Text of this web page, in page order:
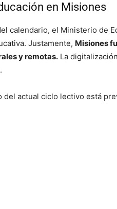
en Misiones
calendario, el Ministerio de
Justamente, Misiones
y remotas. La
actual ciclo lectivo está